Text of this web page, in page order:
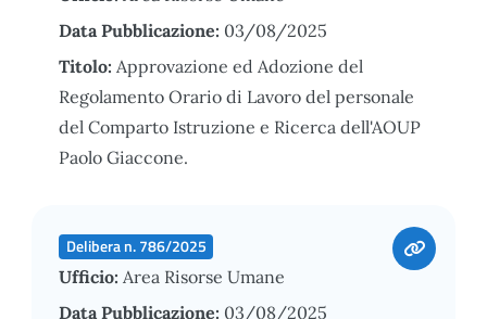
Data Pubblicazione: 03/08/2025
Titolo: Approvazione ed Adozione del
Regolamento Orario di Lavoro del personale
del Comparto Istruzione e Ricerca dell'AOUP
Paolo Giaccone.
Delibera n. 786/2025
Ufficio: Area Risorse Umane
Data Pubblicazione: 03/08/2025